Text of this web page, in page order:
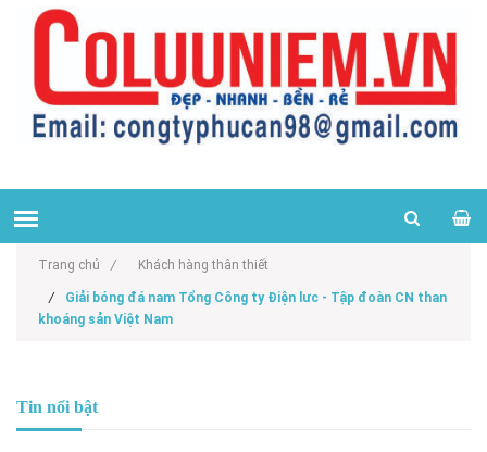
Trang chủ / Khách hàng thân thiết
/
Giải bóng đá nam Tổng Công ty Điện lưc - Tập đoàn CN than
khoáng sản Việt Nam
Tin nổi bật